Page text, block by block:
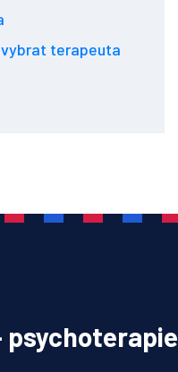
terapeuta
psychoterapie